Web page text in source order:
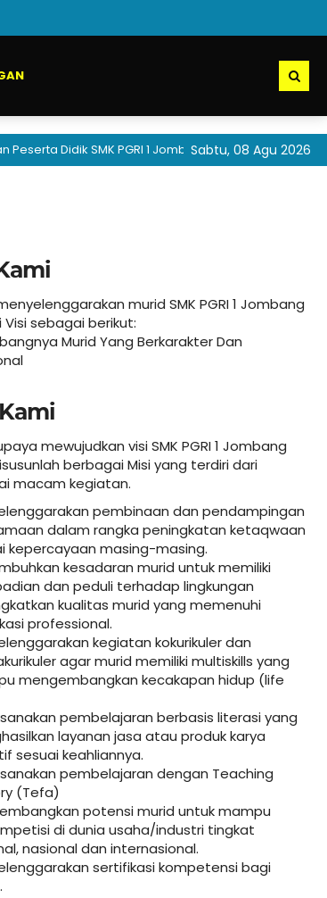
Sabtu, 08 Agu 2026
Didik SMK PGRI 1 Jombang akan segera dibuka
murid SMK PGRI 1 Jombang
Visi sebagai berikut:
Murid Yang Berkarakter Dan
mewujudkan visi SMK PGRI 1 Jombang
berbagai Misi yang terdiri dari
macam kegiatan.
pembinaan dan pendampingan
dalam rangka peningkatan ketaqwaan
kepercayaan masing-masing.
kesadaran murid untuk memiliki
dan peduli terhadap lingkungan
kualitas murid yang memenuhi
professional.
kegiatan kokurikuler dan
agar murid memiliki multiskills yang
mengembangkan kecakapan hidup (life
pembelajaran berbasis literasi yang
layanan jasa atau produk karya
sesuai keahliannya.
pembelajaran dengan Teaching
(Tefa)
potensi murid untuk mampu
di dunia usaha/industri tingkat
nasional dan internasional.
sertifikasi kompetensi bagi